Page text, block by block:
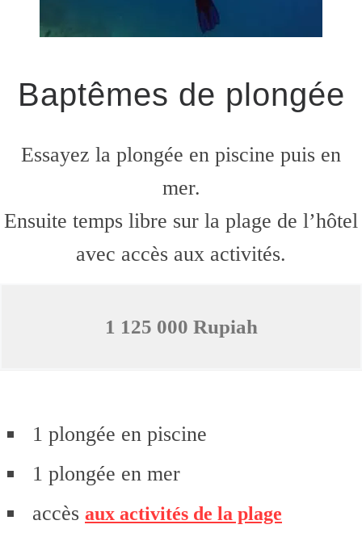
Baptêmes de plongée
Essayez la plongée en piscine puis en
mer.
Ensuite temps libre sur la plage de l’hôtel
avec accès aux activités.
1 125 000 Rupiah
1 plongée en piscine
1 plongée en mer
accès aux activités de la plage